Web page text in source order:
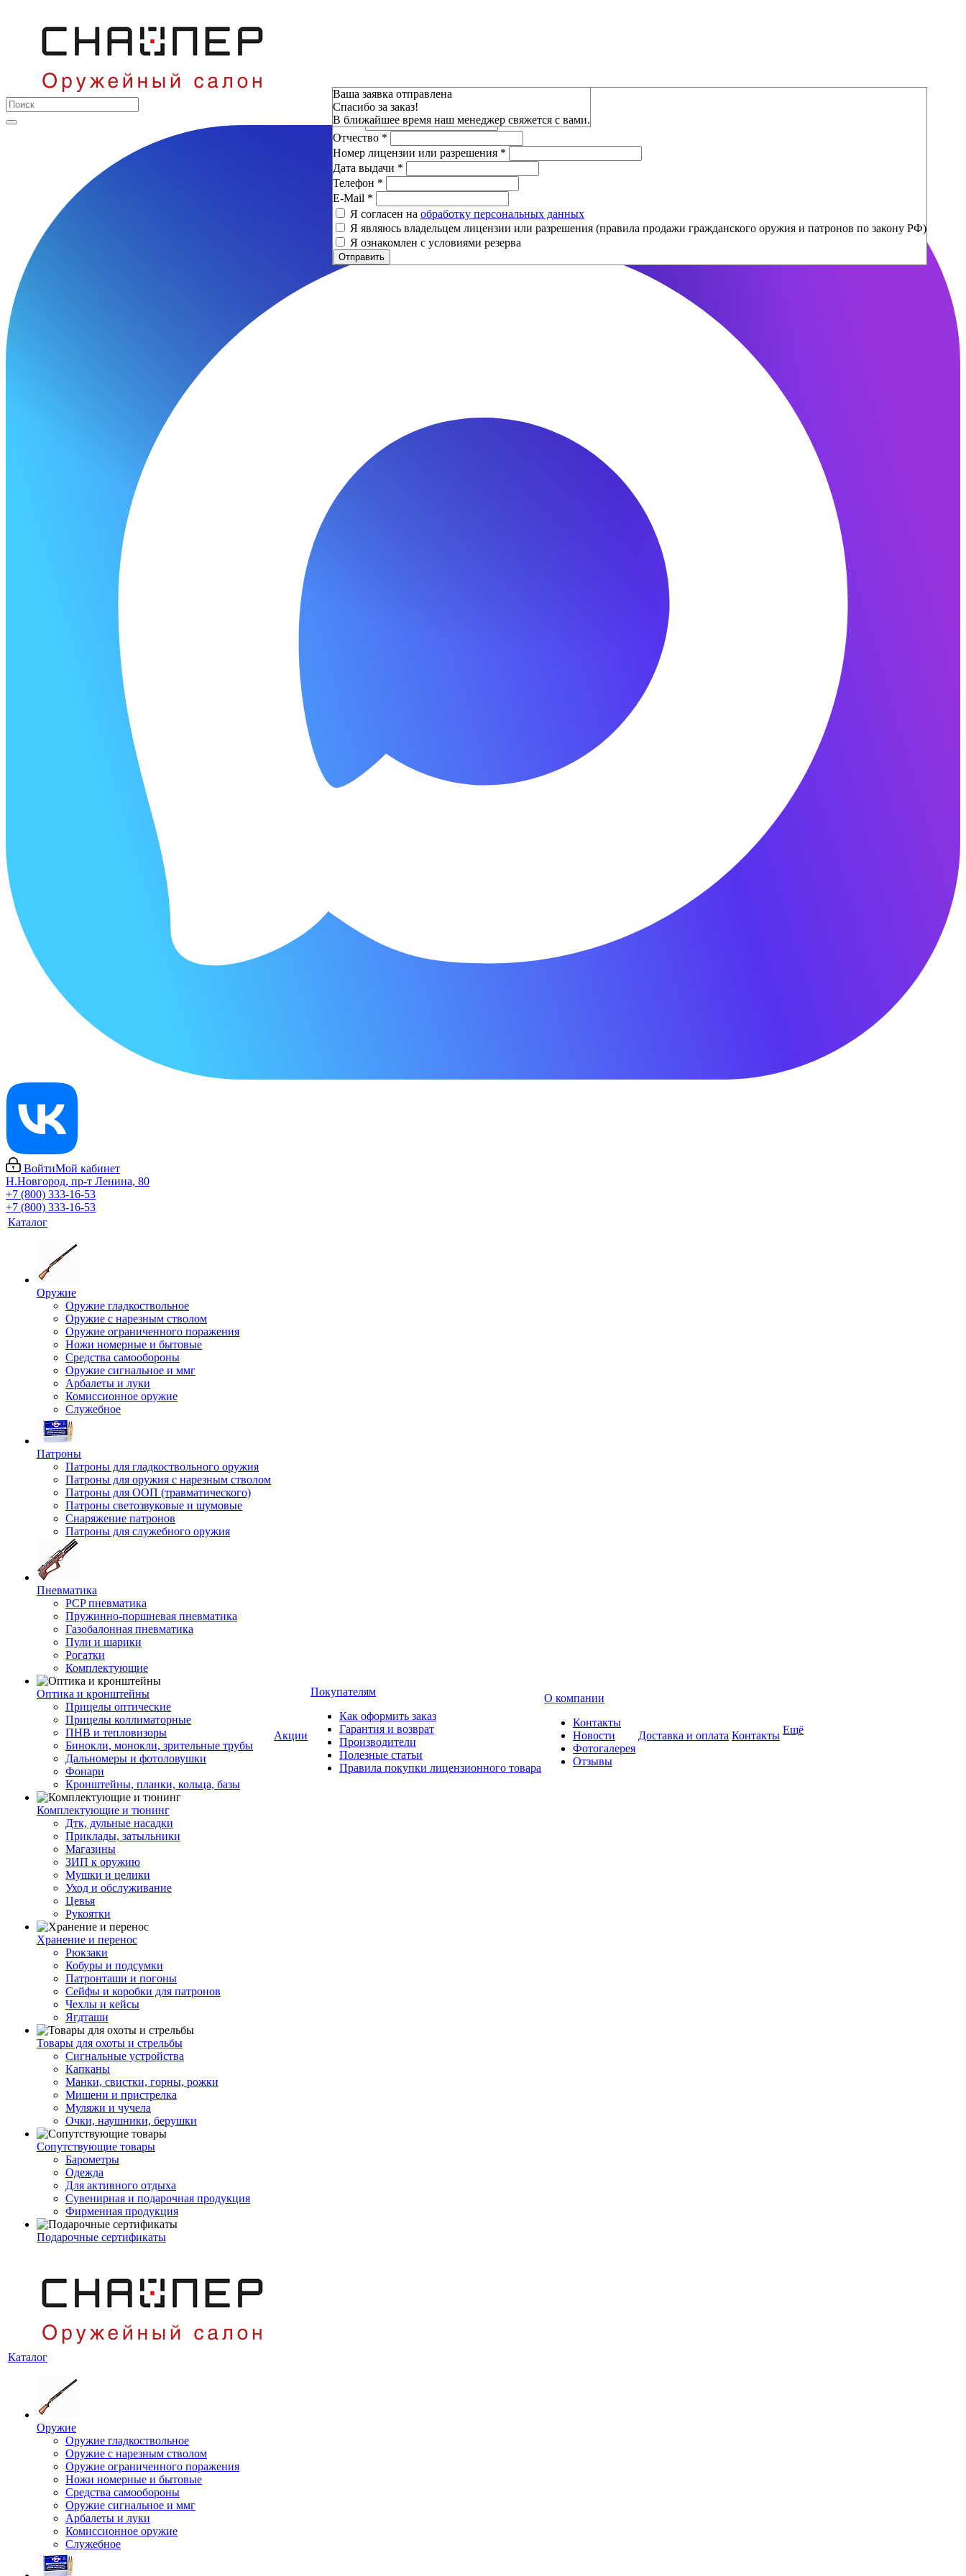
ВойтиМой кабинет
Н.Новгород, пр-т Ленина, 80
+7 (800) 333-16-53
+7 (800) 333-16-53
Каталог
Оружие
Оружие гладкоствольное
Оружие с нарезным стволом
Оружие ограниченного поражения
Ножи номерные и бытовые
Средства самообороны
Оружие сигнальное и ммг
Арбалеты и луки
Комиссионное оружие
Служебное
Патроны
Патроны для гладкоствольного оружия
Патроны для оружия с нарезным стволом
Патроны для ООП (травматического)
Патроны светозвуковые и шумовые
Снаряжение патронов
Патроны для служебного оружия
Пневматика
PCP пневматика
Пружинно-поршневая пневматика
Газобалонная пневматика
Пули и шарики
Рогатки
Комплектующие
Оптика и кронштейны
Прицелы оптические
Прицелы коллиматорные
ПНВ и тепловизоры
Бинокли, монокли, зрительные трубы
Дальномеры и фотоловушки
Фонари
Кронштейны, планки, кольца, базы
Комплектующие и тюнинг
Дтк, дульные насадки
Приклады, затыльники
Магазины
ЗИП к оружию
Мушки и целики
Уход и обслуживание
Цевья
Рукоятки
Хранение и перенос
Рюкзаки
Кобуры и подсумки
Патронташи и погоны
Сейфы и коробки для патронов
Чехлы и кейсы
Ягдташи
Товары для охоты и стрельбы
Сигнальные устройства
Капканы
Манки, свистки, горны, рожки
Мишени и пристрелка
Муляжи и чучела
Очки, наушники, берушки
Сопутствующие товары
Барометры
Одежда
Для активного отдыха
Сувенирная и подарочная продукция
Фирменная продукция
Подарочные сертификаты
Акции
Покупателям
Как оформить заказ
Гарантия и возврат
Производители
Полезные статьи
Правила покупки лицензионного товара
О компании
Контакты
Новости
Фотогалерея
Отзывы
Доставка и оплата Контакты Ещё
Каталог
Оружие
Оружие гладкоствольное
Оружие с нарезным стволом
Оружие ограниченного поражения
Ножи номерные и бытовые
Средства самообороны
Оружие сигнальное и ммг
Арбалеты и луки
Комиссионное оружие
Служебное
Зарезервировать
Фамилия*
Имя*
Отчество *
Номер лицензии или разрешения *
Дата выдачи *
Телефон *
E-Mail *
Я согласен на обработку персональных данных
Я являюсь владельцем лицензии или разрешения (правила продажи гражданского оружия и патронов по закону РФ)
Я ознакомлен с условиями резерва
Отправить
Ваша заявка отправлена
Спасибо за заказ!
В ближайшее время наш менеджер свяжется с вами.